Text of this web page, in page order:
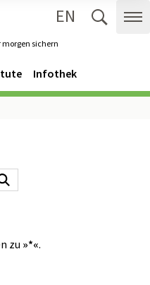
sichern
EN
Infothek
zu »*«.